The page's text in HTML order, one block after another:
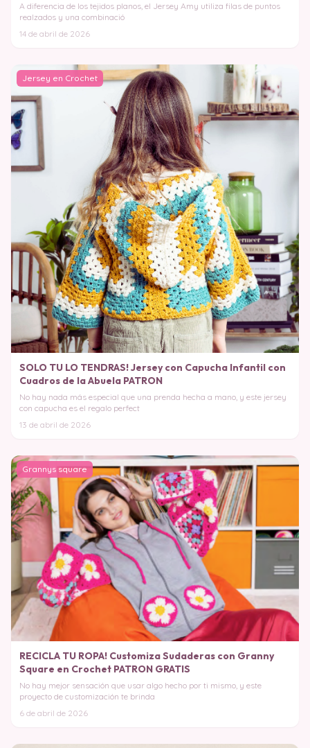
A diferencia de los tejidos planos, el Jersey Amy utiliza filas de puntos
realzados y una combinació
14 de abril de 2026
Jersey en Crochet
SOLO TU LO TENDRAS! Jersey con Capucha Infantil con
Cuadros de la Abuela PATRON
No hay nada más especial que una prenda hecha a mano, y este jersey
con capucha es el regalo perfect
13 de abril de 2026
Grannys square
RECICLA TU ROPA! Customiza Sudaderas con Granny
Square en Crochet PATRON GRATIS
No hay mejor sensación que usar algo hecho por ti mismo, y este
proyecto de customización te brinda
6 de abril de 2026